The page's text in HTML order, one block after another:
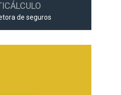
de seguros